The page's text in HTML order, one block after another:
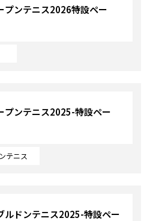
プンテニス2026特設ペー
テニス
プンテニス2025-特設ペー
ルドンテニス2025-特設ペー